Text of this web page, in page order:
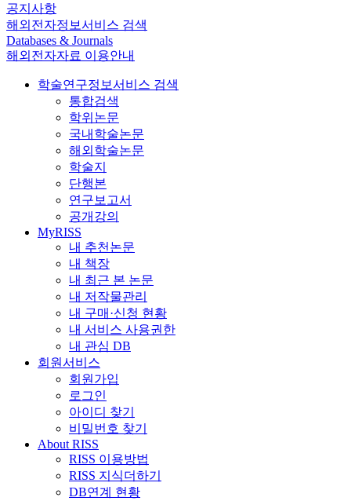
공지사항
해외전자정보서비스 검색
Databases & Journals
해외전자자료 이용안내
학술연구정보서비스 검색
통합검색
학위논문
국내학술논문
해외학술논문
학술지
단행본
연구보고서
공개강의
MyRISS
내 추천논문
내 책장
내 최근 본 논문
내 저작물관리
내 구매·신청 현황
내 서비스 사용권한
내 관심 DB
회원서비스
회원가입
로그인
아이디 찾기
비밀번호 찾기
About RISS
RISS 이용방법
RISS 지식더하기
DB연계 현황